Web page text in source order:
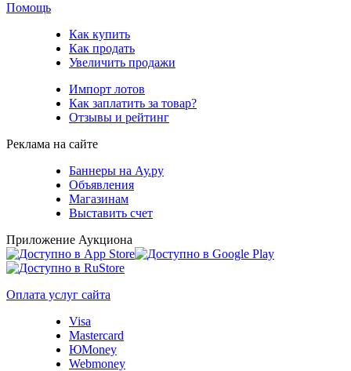
Помощь
Как купить
Как продать
Увеличить продажи
Импорт лотов
Как заплатить за товар?
Отзывы и рейтинг
Реклама на сайте
Баннеры на Ау.ру
Объявления
Магазинам
Выставить счет
Приложение Аукциона
Оплата услуг сайта
Visa
Mastercard
ЮMoney
Webmoney